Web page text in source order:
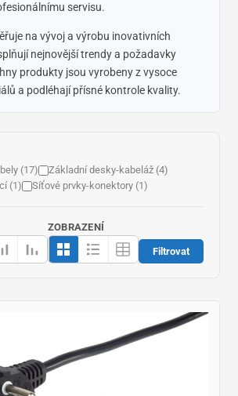
servisu.
na vývoj a výrobu inovativních
nejnovější trendy a požadavky
produkty jsou vyrobeny z vysoce
a podléhají přísné kontrole kvality.
(17)
Základní desky-kabeláž (4)
(1)
Síťové prvky-konektory (1)
ZOBRAZENÍ
Filtrovat